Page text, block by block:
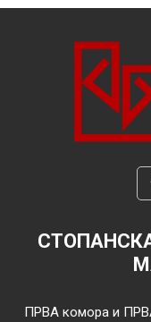
ПРВА комора и